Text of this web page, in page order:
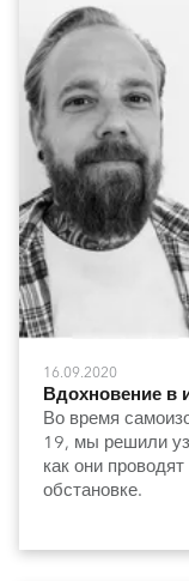
16.09.2020
Вдохновение в
Во время
19, мы решили
как они
обстановке.